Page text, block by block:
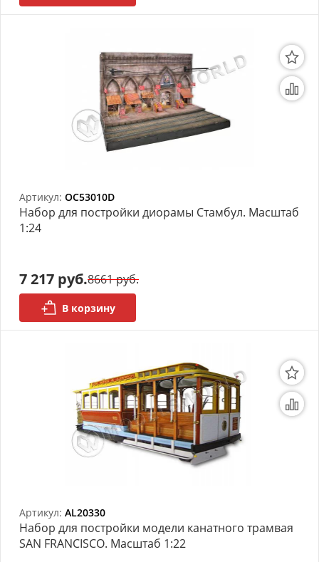
Артикул: OC53010D
Набор для постройки диорамы Стамбул. Масштаб
1:24
7 217 руб.8661 руб.
В корзину
Артикул: AL20330
Набор для постройки модели канатного трамвая
SAN FRANCISCO. Масштаб 1:22